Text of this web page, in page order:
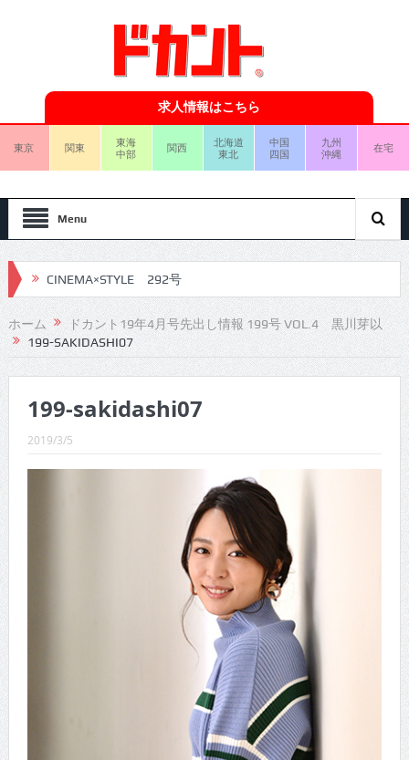
求人情報はこちら
東京 関東
東海
中部
関西
北海道
東北
中国
四国
九州
沖縄
在宅
Menu
CINEMA×STYLE 292号
CINEMA×STYLE 291号
CINEMA×STYLE 290号
CINEMA×STYLE 288号
CINEMA×STYLE 294号
ホーム
ドカント19年4月号先出し情報 199号 VOL.4 黒川芽以
199-SAKIDASHI07
199-sakidashi07
2019/3/5